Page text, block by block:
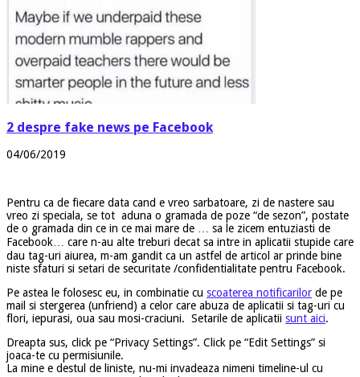
2 despre fake news pe Facebook
04/06/2019
Pentru ca de fiecare data cand e vreo sarbatoare, zi de nastere sau
vreo zi speciala, se tot aduna o gramada de poze “de sezon”, postate
de o gramada din ce in ce mai mare de … sa le zicem entuziasti de
Facebook… care n-au alte treburi decat sa intre in aplicatii stupide care
dau tag-uri aiurea, m-am gandit ca un astfel de articol ar prinde bine
niste sfaturi si setari de securitate /confidentialitate pentru Facebook.
Pe astea le folosesc eu, in combinatie cu scoaterea notificarilor de pe
mail si stergerea (unfriend) a celor care abuza de aplicatii si tag-uri cu
flori, iepurasi, oua sau mosi-craciuni. Setarile de aplicatii sunt aici.
Dreapta sus, click pe “Privacy Settings”. Click pe “Edit Settings” si
joaca-te cu permisiunile.
La mine e destul de liniste, nu-mi invadeaza nimeni timeline-ul cu